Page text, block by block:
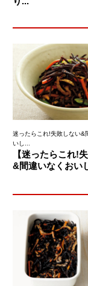
迷ったらこれ!失敗しない&
いし...
【迷ったらこれ!
&間違いなくおい